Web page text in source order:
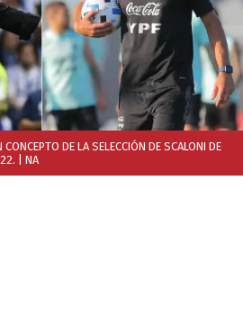
DE LA SELECCIÓN DE SCALONI DE
| NA